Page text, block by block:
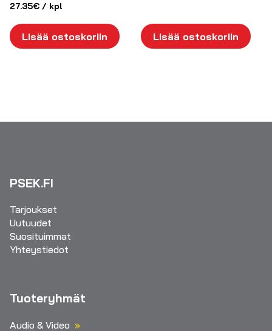
27.35€ / kpl
Lisää ostoskoriin Lisää ostoskoriin
PSEK.FI
Tarjoukset
Uutuudet
Suosituimmat
Yhteystiedot
Tuoteryhmät
Audio & Video